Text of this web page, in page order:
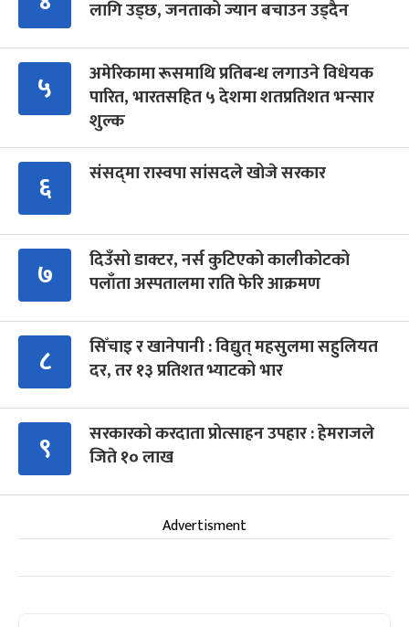
लागि उड्छ, जनताको ज्यान बचाउन उड्दैन
५
अमेरिकामा रूसमाथि प्रतिबन्ध लगाउने विधेयक
पारित, भारतसहित ५ देशमा शतप्रतिशत भन्सार
शुल्क
६ संसद्‍मा रास्वपा सांसदले खोजे सरकार
७
दिउँसो डाक्टर, नर्स कुटिएको कालीकोटको
पलाँता अस्पतालमा राति फेरि आक्रमण
८
सिँचाइ र खानेपानी : विद्युत् महसुलमा सहुलियत
दर, तर १३ प्रतिशत भ्याटको भार
९
सरकारको करदाता प्रोत्साहन उपहार : हेमराजले
जिते १० लाख
Advertisment